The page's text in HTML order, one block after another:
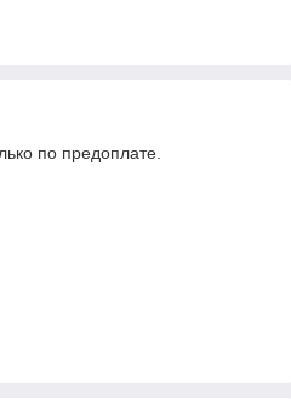
по предоплате.